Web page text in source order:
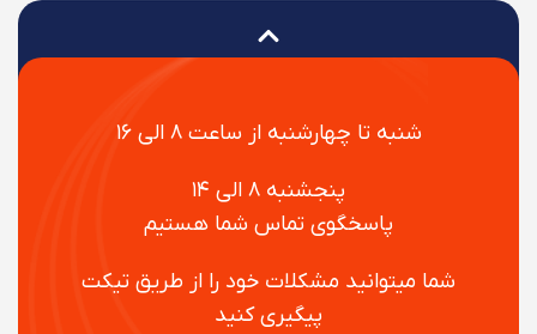
شنبه تا چهارشنبه از ساعت ۸ الی ۱۶
پنجشنبه ۸ الی ۱۴
پاسخگوی تماس شما هستیم
شما میتوانید مشکلات خود را از طریق تیکت
پیگیری کنید